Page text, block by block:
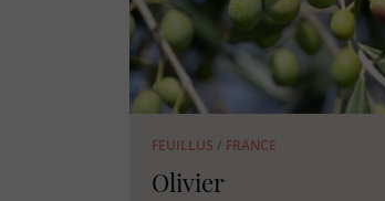
FEUILLUS / FRANCE
Olivier